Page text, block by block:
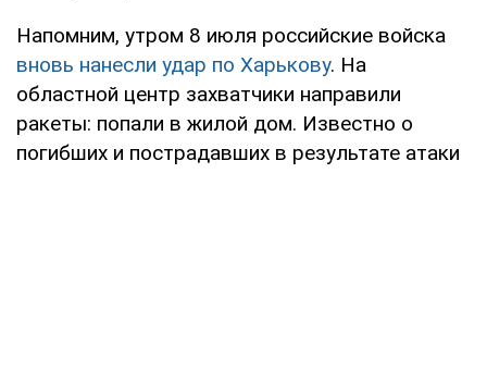
Напомним, утром 8 июля российские войска
вновь нанесли удар по Харькову. На
областной центр захватчики направили
ракеты: попали в жилой дом. Известно о
погибших и пострадавших в результате атаки